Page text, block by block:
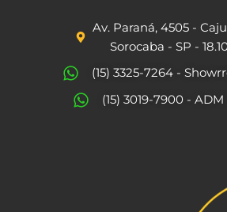
e
b
o
o
t
a
g
r
Av. Paraná, 4505 -
Sorocaba - SP -
(15) 3325-7264 -
(15) 3019-7900 -